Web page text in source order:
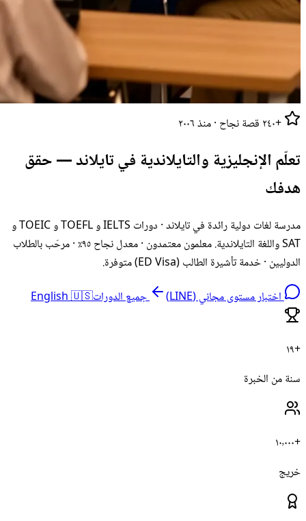
+٢٤٠ قصة نجاح · منذ ٢٠٠٦
تعلّم الإنجليزية والتايلاندية في تايلاند —حقق
هدفك
مدرسة لغات دولية رائدة في تايلاند · دورات IELTS و TOEFL و TOEIC و
SAT واللغة التايلاندية. معلمون معتمدون · معدل نجاح ٩٥٪ · مرحّب بالطلاب
الدوليين · خدمة تأشيرة الطالب (ED Visa) متوفرة.
اختبار مستوى مجاني (LINE)
جميع الدوراتEnglish 🇺🇸
+١٩
سنة من الخبرة
+١٠٬٠٠٠
خريج